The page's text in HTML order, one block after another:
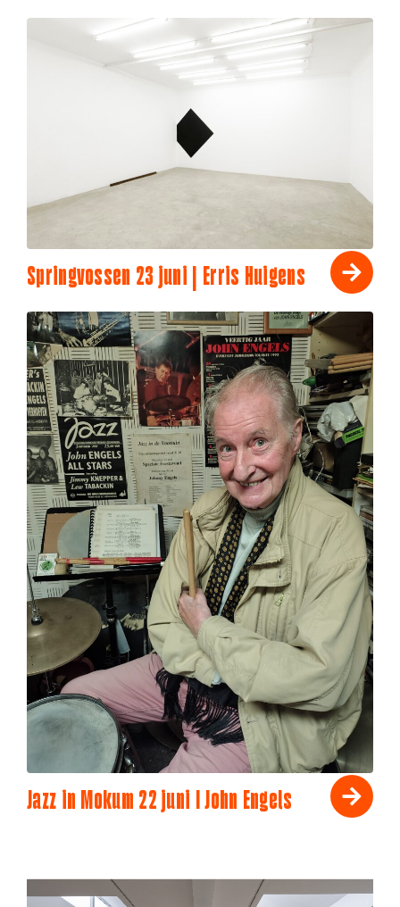
Springvossen 23 juni | Erris Huigens
Jazz in Mokum 22 juni I John Engels